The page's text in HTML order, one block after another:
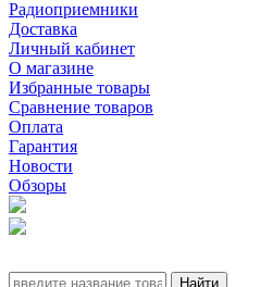
Радиоприемники
Доставка
Личный кабинет
О магазине
Избранные товары
Сравнение товаров
Оплата
Гарантия
Новости
Обзоры